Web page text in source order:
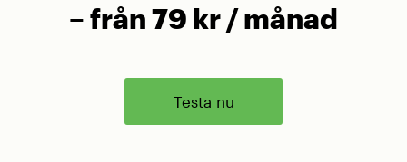
– från 79 kr / månad
Testa nu